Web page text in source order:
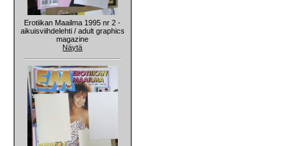
Erotiikan Maailma 1995 nr 2 -
aikuisviihdelehti / adult graphics
magazine
Näytä